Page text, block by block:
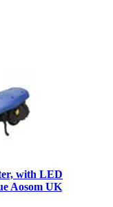
with LED
Aosom UK